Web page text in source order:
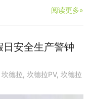
阅读更多»
安全生产警钟
坎德拉, 坎德拉PV, 坎德拉